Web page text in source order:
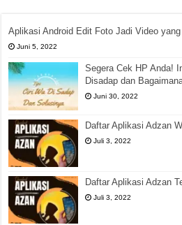
Aplikasi Android Edit Foto Jadi Video
Juni 5, 2022
Segera Cek HP Anda!
Disadap dan
Juni 30, 2022
Daftar Aplikasi Adzan
Juli 3, 2022
Daftar Aplikasi Adzan
Juli 3, 2022